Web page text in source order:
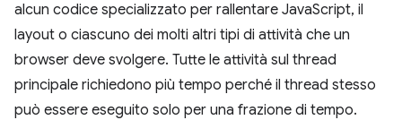
alcun codice specializzato per rallentare JavaScript, il
layout o ciascuno dei molti altri tipi di attività che un
browser deve svolgere. Tutte le attività sul thread
principale richiedono più tempo perché il thread stesso
può essere eseguito solo per una frazione di tempo.